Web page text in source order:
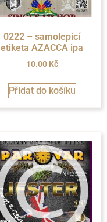
0222 – samolepicí
etiketa AZACCA ipa
10.00 Kč
Přidat do košíku